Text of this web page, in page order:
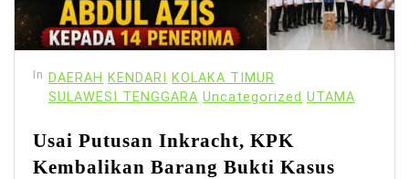
In DAERAH KENDARI
KOLAKA TIMUR
SULAWESI TENGGARA Uncategorized UTAMA
Usai Putusan Inkracht, KPK
Kembalikan Barang Bukti Kasus